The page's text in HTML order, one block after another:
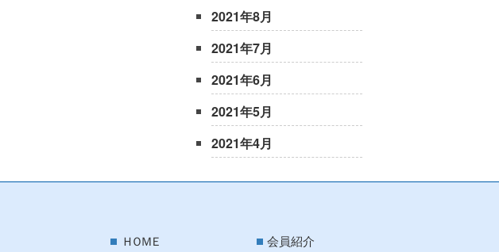
2021年8月
2021年7月
2021年6月
2021年5月
2021年4月
ＨＯＭＥ
会員紹介